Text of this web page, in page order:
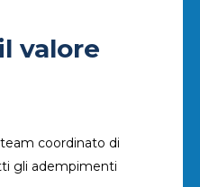
valore
coordinato di
gli adempimenti